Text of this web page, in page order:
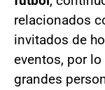
relacionados
invitados de
eventos, por
grandes